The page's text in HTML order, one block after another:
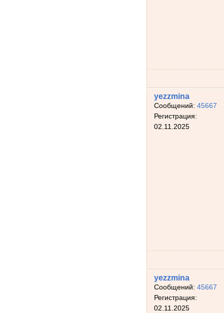
yezzmina
Сообщений:45667
Регистрация:
02.11.2025
yezzmina
Сообщений:45667
Регистрация:
02.11.2025